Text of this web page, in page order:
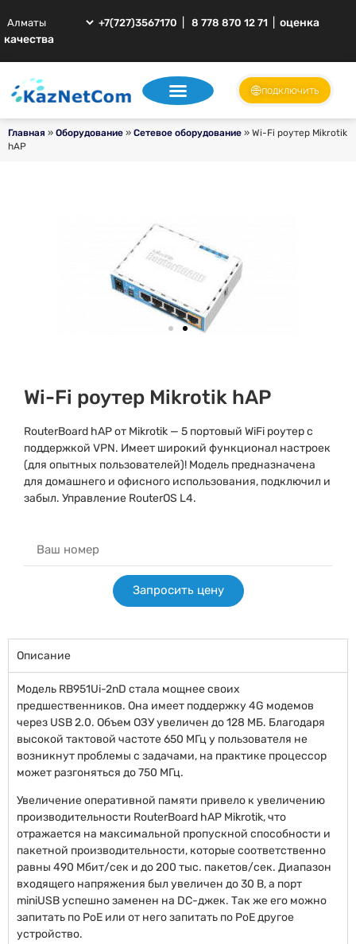
+7(727)3567170 8 778 870 12 71
оценка
качества
подключить
Главная » Оборудование » Сетевое оборудование » Wi-Fi роутер Mikrotik
hAP
Wi-Fi роутер Mikrotik hAP
RouterBoard hAP от Mikrotik — 5 портовый WiFi роутер с
поддержкой VPN. Имеет широкий функционал настроек
(для опытных пользователей)! Модель предназначена
для домашнего и офисного использования, подключил и
забыл. Управление RouterOS L4.
Запросить цену
Описание
Модель RB951Ui-2nD стала мощнее своих
предшественников. Она имеет поддержку 4G модемов
через USB 2.0. Объем ОЗУ увеличен до 128 МБ. Благодаря
высокой тактовой частоте 650 МГц у пользователя не
возникнут проблемы с задачами, на практике процессор
может разгоняться до 750 МГц.
Увеличение оперативной памяти привело к увеличению
производительности RouterBoard hAP Mikrotik, что
отражается на максимальной пропускной способности и
пакетной производительности, которые соответственно
равны 490 Мбит/сек и до 200 тыс. пакетов/сек. Диапазон
входящего напряжения был увеличен до 30 В, а порт
miniUSB успешно заменен на DC-джек. Так же его можно
запитать по PoE или от него запитать по PoE другое
устройство.